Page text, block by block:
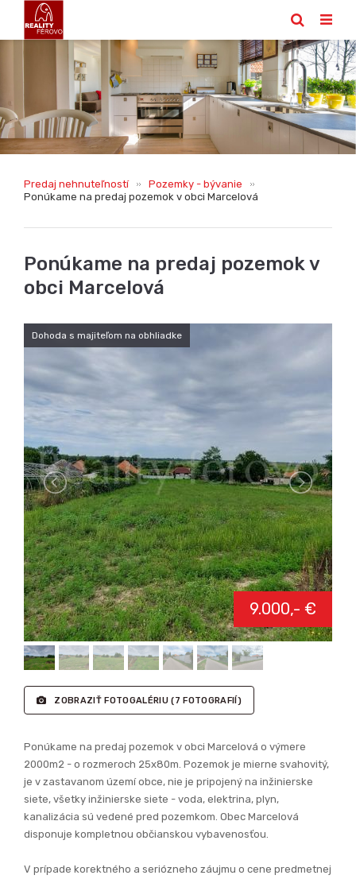
Predaj nehnuteľností
Pozemky - bývanie
Ponúkame na predaj pozemok v obci Marcelová
Ponúkame na predaj pozemok v
obci Marcelová
9.000,- €
Dohoda s majiteľom na obhliadke
ZOBRAZIŤ FOTOGALÉRIU(7 FOTOGRAFIÍ)
Ponúkame na predaj pozemok v obci Marcelová o výmere
2000m2 - o rozmeroch 25x80m. Pozemok je mierne svahovitý,
je v zastavanom území obce, nie je pripojený na inžinierske
siete, všetky inžinierske siete - voda, elektrina, plyn,
kanalizácia sú vedené pred pozemkom. Obec Marcelová
disponuje kompletnou občianskou vybavenosťou.
V prípade korektného a seriózneho záujmu o cene predmetnej